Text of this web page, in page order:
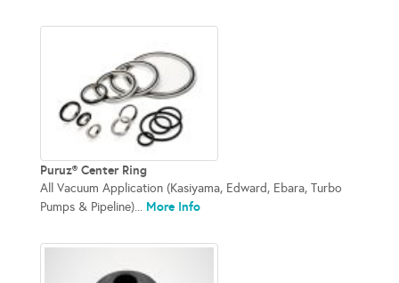
Puruz® Center Ring
All Vacuum Application (Kasiyama, Edward, Ebara, Turbo
Pumps & Pipeline)... More Info